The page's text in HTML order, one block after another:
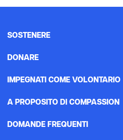
SOSTENERE
DONARE
IMPEGNATI COME VOLONTARIO
A PROPOSITO DI COMPASSION
DOMANDE FREQUENTI